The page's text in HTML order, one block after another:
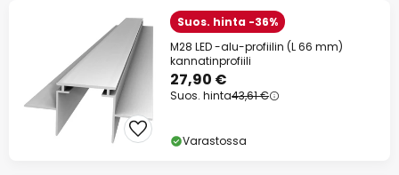
Suos. hinta -36%
M28 LED -alu-profiilin (L 66 mm)
kannatinprofiili
27,90 €
Suos. hinta43,61 €
Varastossa